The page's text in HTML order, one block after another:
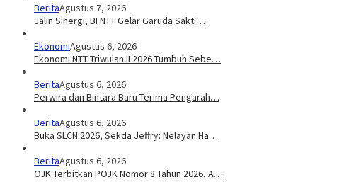
BeritaAgustus 7, 2026
Jalin Sinergi, BI NTT Gelar Garuda Sakti…
EkonomiAgustus 6, 2026
Ekonomi NTT Triwulan II 2026 Tumbuh Sebe…
BeritaAgustus 6, 2026
Perwira dan Bintara Baru Terima Pengarah…
BeritaAgustus 6, 2026
Buka SLCN 2026, Sekda Jeffry: Nelayan Ha…
BeritaAgustus 6, 2026
OJK Terbitkan POJK Nomor 8 Tahun 2026, A…